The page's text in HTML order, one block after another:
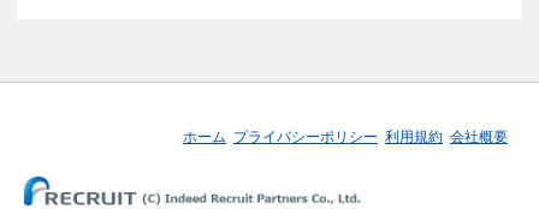
ホーム プライバシーポリシー 利用規約 会社概要